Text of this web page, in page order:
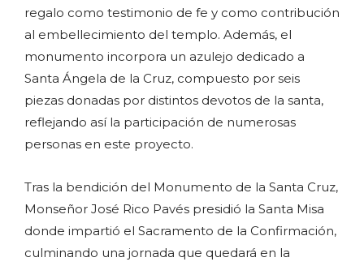
regalo como testimonio de fe y como contribución
al embellecimiento del templo. Además, el
monumento incorpora un azulejo dedicado a
Santa Ángela de la Cruz, compuesto por seis
piezas donadas por distintos devotos de la santa,
reflejando así la participación de numerosas
personas en este proyecto.
Tras la bendición del Monumento de la Santa Cruz,
Monseñor José Rico Pavés presidió la Santa Misa
donde impartió el Sacramento de la Confirmación,
culminando una jornada que quedará en la